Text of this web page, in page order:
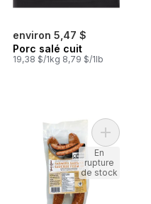
environ 5,47 $
Porc salé cuit
19,38 $/1kg 8,79 $/1lb
au Poulet au panier
En
rupture
de stock